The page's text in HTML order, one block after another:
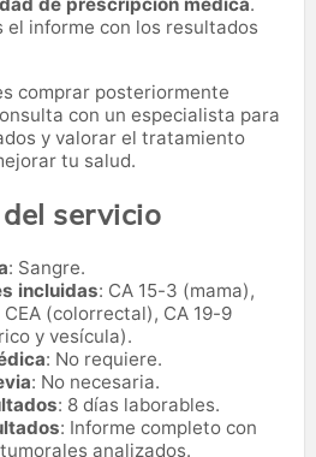
de prescripción médica.
el informe con los resultados
comprar posteriormente
con un especialista para
y valorar el tratamiento
tu salud.
servicio
: Sangre.
incluidas: CA 15-3 (mama),
(colorrectal), CA 19-9
y vesícula).
: No requiere.
: No necesaria.
: 8 días laborables.
: Informe completo con
analizados.